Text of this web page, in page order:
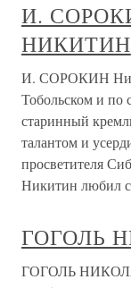
И.
НИКИТИН
И. СОРОКИН
Тобольском и по
старинный
талантом и
просветителя
Никитин любил
ГОГОЛЬ
ГОГОЛЬ